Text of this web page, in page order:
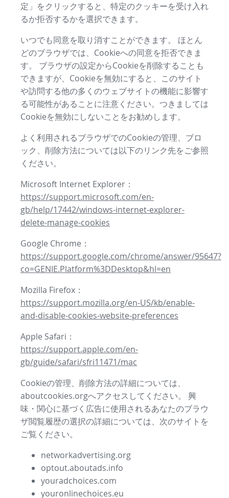
定」をクリックすると、特定のクッキーを受け入れ
るか拒否するかを選択できます。
いつでも同意を取り消すことができます。 ほとん
どのブラウザでは、Cookieへの同意を拒否できま
す。 ブラウザの設定からCookieを削除することも
できますが、Cookieを無効にすると、このサイト
や訪問する他の多くのウェブサイトの機能に影響す
る可能性があることに注意ください。つきましては
Cookieを無効にしないことをお勧めします。
よく利用されるブラウザでのCookieの管理、ブロ
ック、削除方法については以下のリンク先をご参照
ください。
Microsoft Internet Explorer：
https://support.microsoft.com/en-
gb/help/17442/windows-internet-explorer-
delete-manage-cookies
Google Chrome：
https://support.google.com/chrome/answer/95647?
co=GENIE.Platform%3DDesktop&hl=en
Mozilla Firefox：
https://support.mozilla.org/en-US/kb/enable-
and-disable-cookies-website-preferences
Apple Safari：
https://support.apple.com/en-
gb/guide/safari/sfri11471/mac
Cookieの管理、削除方法の詳細については、
aboutcookies.orgへアクセスしてください。 興
味・関心に基づく広告に使用されるあなたのブラウ
ザ閲覧履歴の選択の詳細については、次のサイトを
ご覧ください。
networkadvertising.org
optout.aboutads.info
youradchoices.com
youronlinechoices.eu